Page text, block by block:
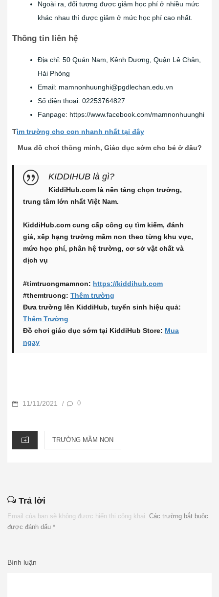
Ngoài ra, đối tượng được giảm học phí ở nhiều mức
khác nhau thì được giảm ở mức học phí cao nhất.
Thông tin liên hệ
Địa chỉ: 50 Quán Nam, Kênh Dương, Quận Lê Chân,
Hải Phòng
Email: mamnonhuunghi@pgdlechan.edu.vn
Số điện thoại: 02253764827
Fanpage: https://www.facebook.com/mamnonhuunghi
Tìm trường cho con nhanh nhất tại đây
Mua đồ chơi thông minh, Giáo dục sớm cho bé ở đâu?
KIDDIHUB là gì?
KiddiHub.com là nền tảng chọn trường,
trung tâm lớn nhất Việt Nam.
KiddiHub.com cung cấp công cụ tìm kiếm, đánh
giá, xếp hạng trường mầm non theo từng khu vực,
mức học phí, phân hệ trường, cơ sở vật chất và
dịch vụ
#timtruongmamnon: https://kiddihub.com
#themtruong: Thêm trường
Đưa trường lên KiddiHub, tuyển sinh hiệu quả:
Thêm Trường
Đồ chơi giáo dục sớm tại KiddiHub Store: Mua
ngay
POSTED
11/11/2021 / 0
CATEGORIES
TRƯỜNG MẦM NON
Trả lời
Email của bạn sẽ không được hiển thị công khai. Các trường bắt buộc
được đánh dấu *
Bình luận